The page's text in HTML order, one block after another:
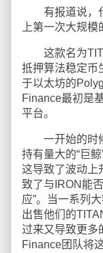
有报道说，代
上第一次大规模
这款名为
抵押算法稳定币
于以太坊的
Finance最初是
平台。
一开始的时候
持有量大的“巨
这导致了波动上
致了与IRON能
应”。当一系列
出售他们的
过来又导致更多
Finance团队将